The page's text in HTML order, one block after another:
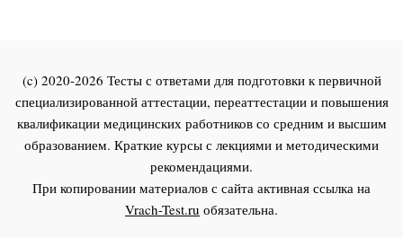
(c) 2020-2026 Тесты с ответами для подготовки к первичной
специализированной аттестации, переаттестации и повышения
квалификации медицинских работников со средним и высшим
образованием. Краткие курсы с лекциями и методическими
рекомендациями.
При копировании материалов с сайта активная ссылка на
Vrach-Test.ru обязательна.